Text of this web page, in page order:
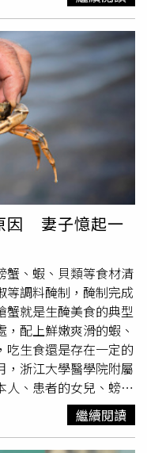
把的「白色麵條」。她
有多想，後來就把魚處
在吃完後，才聽到有人
條狀的東西，「那個
」的長條異物，是舌狀
這種寄生蟲侵入魚類
破壞魚的腹壁，導致
紛紛表示，「我要吐
最近不想再吃麵
因 妻子憶起一
蟹、蝦、貝類等食材清
等調料醃制，醃制完成
就是生醃美食的典型
配上鮮嫩爽滑的蝦、
吃生食還是存在一定的
，浙江大學醫學院附屬
人、患者的女兒、螃
愛恨情仇」戲碼。當
，據他表示，自己左側
繼續閱讀